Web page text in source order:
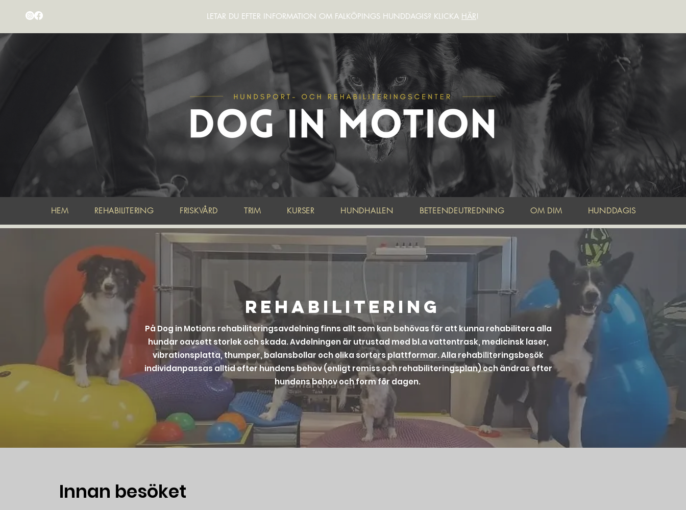
LETAR DU EFTER INFORMATION OM FALKÖPINGS HUNDDAGIS? KLICKA HÄR!
HEM REHABILITERING FRISKVÅRD TRIM KURSER HUNDHALLEN BETEENDEUTREDNING OM DIM HUNDDAGIS
REHABILITERING
På Dog in Motions rehabiliteringsavdelning finns allt som kan behövas för att kunna rehabilitera alla
hundar oavsett storlek och skada. Avdelningen är utrustad med bl.a vattentrask, medicinsk laser,
vibrationsplatta, thumper, balansbollar och olika sorters plattformar. Alla rehabiliteringsbesök
individanpassas alltid efter hundens behov (enligt remiss och rehabiliteringsplan) och ändras efter
hundens behov och form för dagen.
Innan besöket